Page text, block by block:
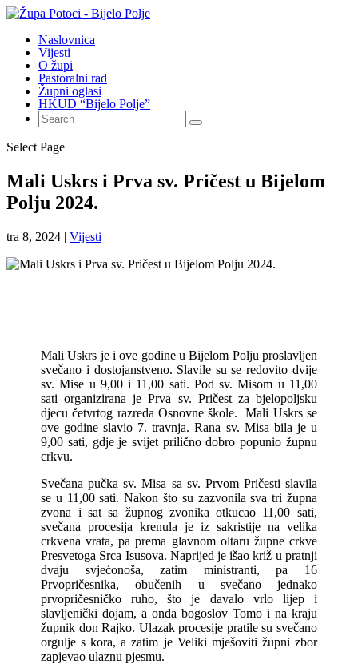
Naslovnica
Vijesti
O župi
Pastoralni rad
Župni oglasi
HKUD “Bijelo Polje”
Select Page
Mali Uskrs i Prva sv. Pričest u Bijelom
Polju 2024.
tra 8, 2024 | Vijesti
Mali Uskrs je i ove godine u Bijelom Polju proslavljen
svečano i dostojanstveno. Slavile su se redovito dvije
sv. Mise u 9,00 i 11,00 sati. Pod sv. Misom u 11,00
sati organizirana je Prva sv. Pričest za bjelopoljsku
djecu četvrtog razreda Osnovne škole. Mali Uskrs se
ove godine slavio 7. travnja. Rana sv. Misa bila je u
9,00 sati, gdje je svijet prilično dobro popunio župnu
crkvu.
Svečana pučka sv. Misa sa sv. Prvom Pričesti slavila
se u 11,00 sati. Nakon što su zazvonila sva tri župna
zvona i sat sa župnog zvonika otkucao 11,00 sati,
svečana procesija krenula je iz sakristije na velika
crkvena vrata, pa prema glavnom oltaru župne crkve
Presvetoga Srca Isusova. Naprijed je išao križ u pratnji
dvaju svjećonoša, zatim ministranti, pa 16
Prvopričesnika, obučenih u svečano jednako
prvopričesničko ruho, što je davalo vrlo lijep i
slavljenički dojam, a onda bogoslov Tomo i na kraju
župnik don Rajko. Ulazak procesije pratile su svečano
orgulje s kora, a zatim je Veliki mješoviti župni zbor
zapjevao ulaznu pjesmu.